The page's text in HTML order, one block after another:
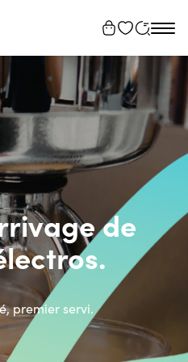
de
premier servi.